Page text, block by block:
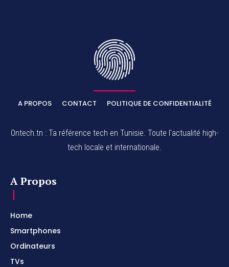
A PROPOS CONTACT POLITIQUE DE CONFIDENTIALITÉ
Ontech.tn : Ta référence tech en Tunisie. Toute l'actualité high-
tech locale et internationale.
A Propos
Home
Smartphones
Ordinateurs
TVs